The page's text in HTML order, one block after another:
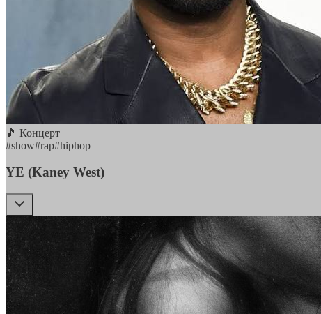
🎵 Концерт
#show#rap#hiphop
YE (Kaney West)